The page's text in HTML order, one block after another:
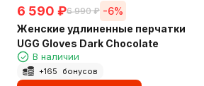
6 590 ₽6 990 ₽ -6%
Женские удлиненные перчатки
UGG Gloves Dark Chocolate
В наличии
+165 бонусов